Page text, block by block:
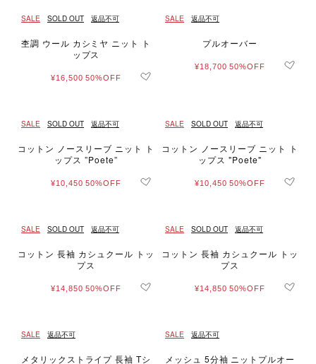
SALE SOLD OUT 返品不可
杢調 ウール カシミヤ ニット ト
ップス
¥16,500 50%OFF
SALE 返品不可
プルオーバー
¥18,700 50%OFF
SALE SOLD OUT 返品不可
コットン ノースリーブ ニット ト
ップス ”Poete”
¥10,450 50%OFF
SALE SOLD OUT 返品不可
コットン ノースリーブ ニット ト
ップス "Poete"
¥10,450 50%OFF
SALE SOLD OUT 返品不可
コットン 長袖 カシュクール トッ
プス
¥14,850 50%OFF
SALE SOLD OUT 返品不可
コットン 長袖 カシュクール トッ
プス
¥14,850 50%OFF
SALE 返品不可
メタリックストライプ 長袖 Tシ
SALE 返品不可
メッシュ 5分袖 ニットプルオー